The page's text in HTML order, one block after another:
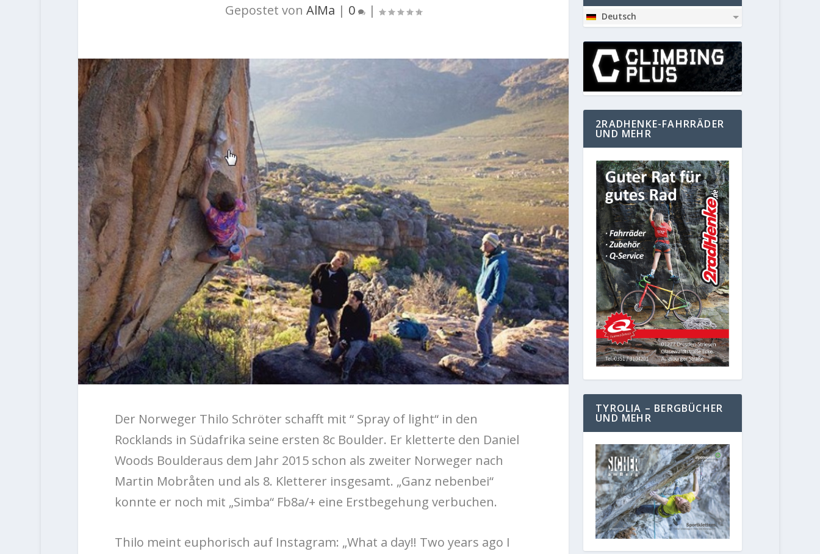
Gepostet von AlMa | 0 |
Der Norweger Thilo Schröter schafft mit “ Spray of light“ in den
Rocklands in Südafrika seine ersten 8c Boulder. Er kletterte den Daniel
Woods Boulderaus dem Jahr 2015 schon als zweiter Norweger nach
Martin Mobråten und als 8. Kletterer insgesamt. „Ganz nebenbei“
konnte er noch mit „Simba“ Fb8a/+ eine Erstbegehung verbuchen.
Thilo meint euphorisch auf Instagram: „What a day‼ Two years ago I
Deutsch
2RADHENKE-FAHRRÄDER
UND MEHR
TYROLIA – BERGBÜCHER
UND MEHR